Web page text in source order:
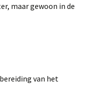
maar gewoon in de
van het